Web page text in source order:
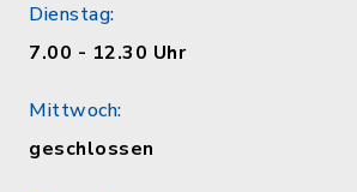
Dienstag:
7.00 - 12.30 Uhr
Mittwoch:
geschlossen